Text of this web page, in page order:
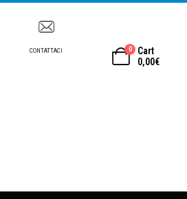
CONTATTACI 0
Cart
0,00€